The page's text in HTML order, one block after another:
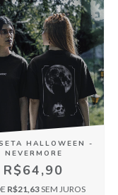
HALLOWEEN -
NEVERMORE
R$64,90
R$21,63SEM JUROS